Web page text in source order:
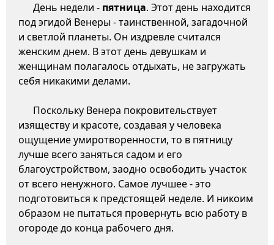
День недели - пятница. Этот день находится
под эгидой Венеры - таинственной, загадочной
и светлой планеты. Он издревле считался
женским днем. В этот день девушкам и
женщинам полагалось отдыхать, не загружать
себя никакими делами.
Поскольку Венера покровительствует
изяществу и красоте, создавая у человека
ощущение умиротворенности, то в пятницу
лучше всего заняться садом и его
благоустройством, заодно освободить участок
от всего ненужного. Самое лучшее - это
подготовиться к предстоящей неделе. И никоим
образом не пытаться провернуть всю работу в
огороде до конца рабочего дня.